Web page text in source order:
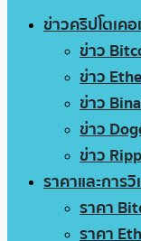
ข่าวคริปโตเคอ
ข่าว
ข่าว
ข่าว
ข่าว
ข่าว
ราคาและการวิ
ราคา
ราคา